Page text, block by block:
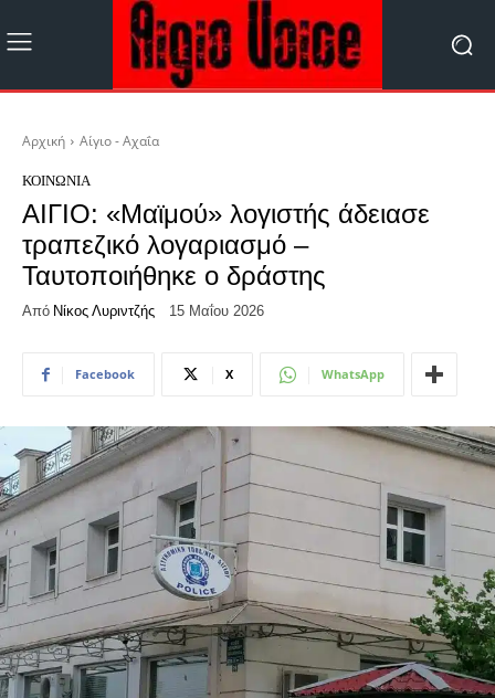
Αρχική Αίγιο - Αχαΐα
ΚΟΙΝΩΝΊΑ
ΑΙΓΙΟ: «Μαϊμού» λογιστής άδειασε
τραπεζικό λογαριασμό –
Ταυτοποιήθηκε ο δράστης
Από Νίκος Λυριντζής 15 Μαΐου 2026
Facebook X WhatsApp